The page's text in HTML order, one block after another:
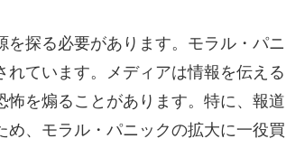
探る必要があります。モラル・パニ
ています。メディアは情報を伝える
を煽ることがあります。特に、報道
、モラル・パニックの拡大に一役買